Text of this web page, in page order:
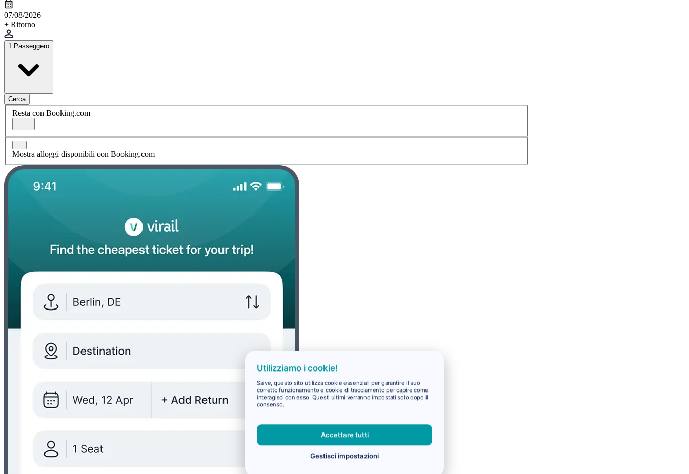
07/08/2026
+ Ritorno
1 Passeggero
Cerca
Resta con Booking.com
Mostra alloggi disponibili con Booking.com
Utilizziamo i cookie!
Salve, questo sito utilizza cookie essenziali per garantire il suo
corretto funzionamento e cookie di tracciamento per capire come
interagisci con esso. Questi ultimi verranno impostati solo dopo il
consenso.
Accettare tutti
Gestisci impostazioni